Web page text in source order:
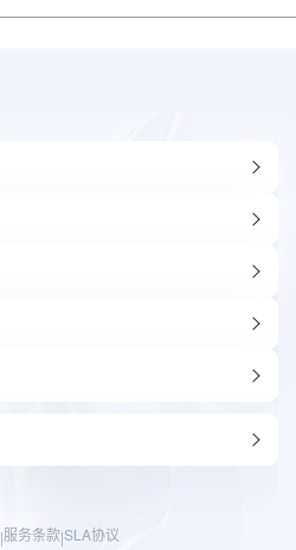
|服务条款|SLA协议